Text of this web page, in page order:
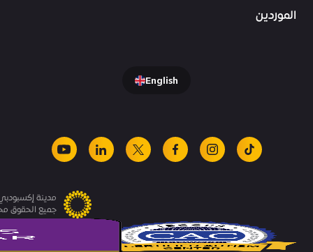
الموردين
English
tiktok
instagram
facebook
x
linkedin
youtube
مدينة
جميع الحقوق